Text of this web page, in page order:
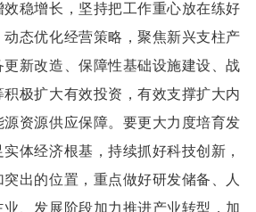
稳增长，坚持把工作重心放在练好
态优化经营策略，聚焦新兴支柱产
新改造、保障性基础设施建设、战
极扩大有效投资，有效支撑扩大内
资源供应保障。要更大力度培育发
体经济根基，持续抓好科技创新，
出的位置，重点做好研发储备、人
、发展阶段加力推进产业转型，加